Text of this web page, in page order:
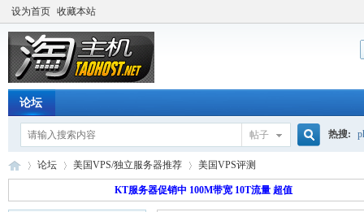
设为首页 收藏本站
论坛
帖子 热搜:
论坛 美国VPS/独立服务器推荐 美国VPS评测
KT服务器促销中 100M带宽 10T流量 超值